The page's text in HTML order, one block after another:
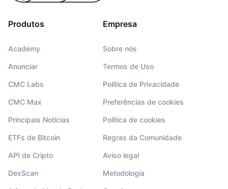
Produtos
Academy
Anunciar
CMC Labs
CMC Max
Principais Notícias
ETFs de Bitcoin
API de Cripto
DexScan
Empresa
Sobre nós
Termos de Uso
Política de Privacidade
Preferências de cookies
Política de cookies
Regras da Comunidade
Aviso legal
Metodologia